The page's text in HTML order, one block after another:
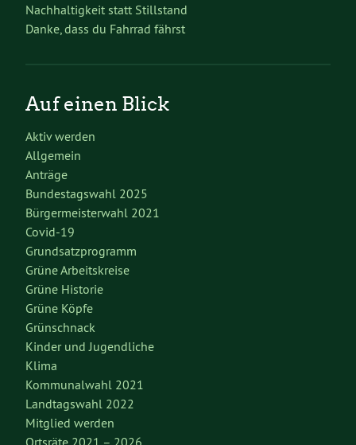
Nachhaltigkeit statt Stillstand
Danke, dass du Fahrrad fährst
Auf einen Blick
Aktiv werden
Allgemein
Anträge
Bundestagswahl 2025
Bürgermeisterwahl 2021
Covid-19
Grundsatzprogramm
Grüne Arbeitskreise
Grüne Historie
Grüne Köpfe
Grünschnack
Kinder und Jugendliche
Klima
Kommunalwahl 2021
Landtagswahl 2022
Mitglied werden